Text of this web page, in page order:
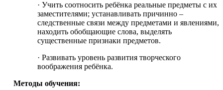
· Учить соотносить ребёнка реальные предметы с их
заместителями; устанавливать причинно –
следственные связи между предметами и явлениями,
находить обобщающие слова, выделять
существенные признаки предметов.
· Развивать уровень развития творческого
воображения ребёнка.
Методы обучения: